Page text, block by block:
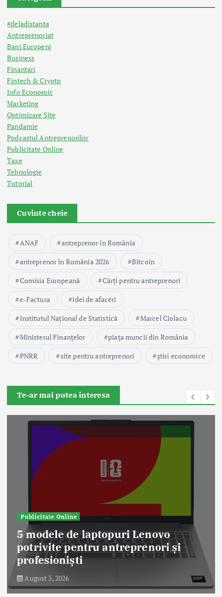
#deladistanta
Antreprenoriat
Bani Europeni
Business
Finantari
Fintech & Crypto
Info Economic
Marketing
Optimizare Site
Pandamie
Podcastul Antreprenorilor
Publicitate Online
Taxe
Tehnologie
Tutorial
Cuvinte cheie
ANAF
antreprenor în România
antreprenor în România 2026
Bitcoin
Comisia Europeană
Cărți pentru antreprenori
e-Factura
idei de afaceri
Institutul Național de Statistică
Marcel Ciolacu
Ministerul Finanțelor
piața muncii din România
PNRR
site pentru antreprenori știri economice
Te-ar mai putea interesa
Publicitate Online
5 modele de laptopuri Lenovo
potrivite pentru antreprenori și
profesioniști
August 3, 2026